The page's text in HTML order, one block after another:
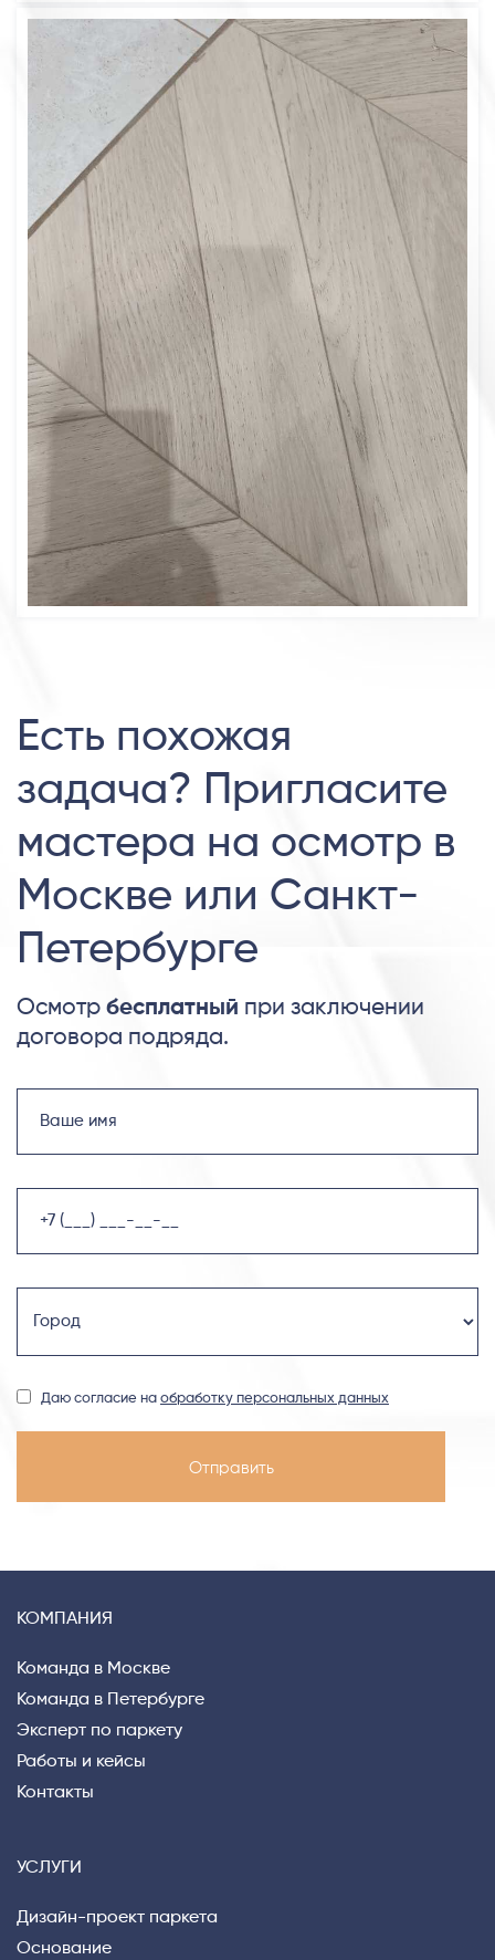
Есть похожая
задача? Пригласите
мастера на осмотр в
Москве или Санкт-
Петербурге
Осмотр бесплатный при заключении
договора подряда.
Даю согласие на обработку персональных данных
КОМПАНИЯ
Команда в Москве
Команда в Петербурге
Эксперт по паркету
Работы и кейсы
Контакты
УСЛУГИ
Дизайн-проект паркета
Основание